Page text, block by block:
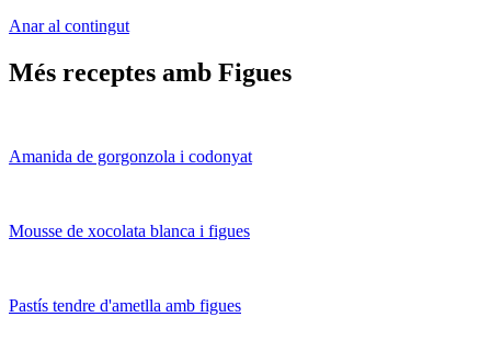
Anar al contingut
Més receptes amb Figues
Amanida de gorgonzola i codonyat
Mousse de xocolata blanca i figues
Pastís tendre d'ametlla amb figues